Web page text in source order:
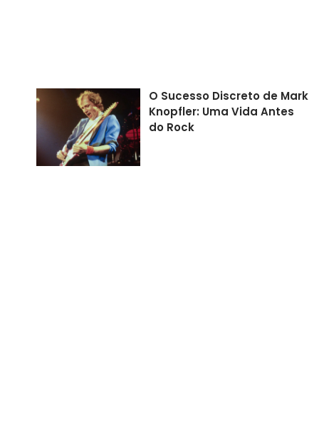
O Sucesso Discreto de Mark
Knopfler: Uma Vida Antes
do Rock